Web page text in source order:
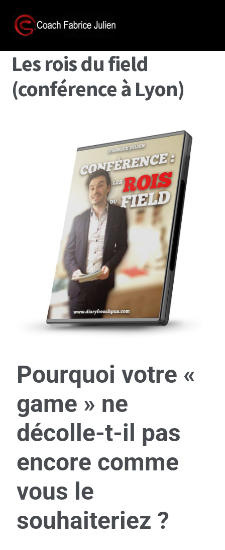
Les rois du field
(conférence à Lyon)
Pourquoi votre «
game » ne
décolle-t-il pas
encore comme
vous le
souhaiteriez ?